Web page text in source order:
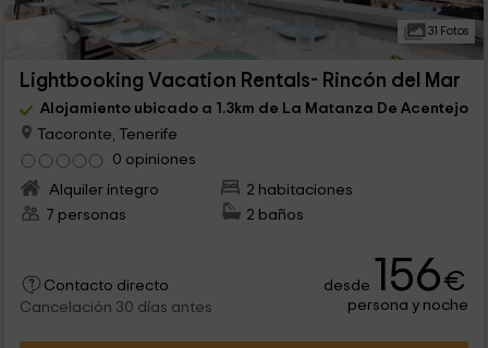
31 Fotos
Lightbooking Vacation Rentals- Rincón del Mar
Alojamiento ubicado a 1.3km de La Matanza De Acentejo
Tacoronte, Tenerife
0 opiniones
Alquiler íntegro
2 habitaciones
7 personas
2 baños
Contacto directo
Cancelación 30 días antes
desde 156€
persona y noche